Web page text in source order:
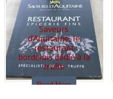
Saveurs
d’Aquitaine, le
restaurant
bordelais dédié à la
truffe
Read More